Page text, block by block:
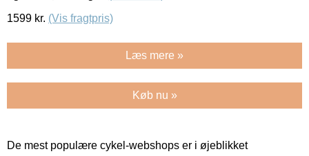
1599 kr. (Vis fragtpris)
Læs mere »
Køb nu »
De mest populære cykel-webshops er i øjeblikket